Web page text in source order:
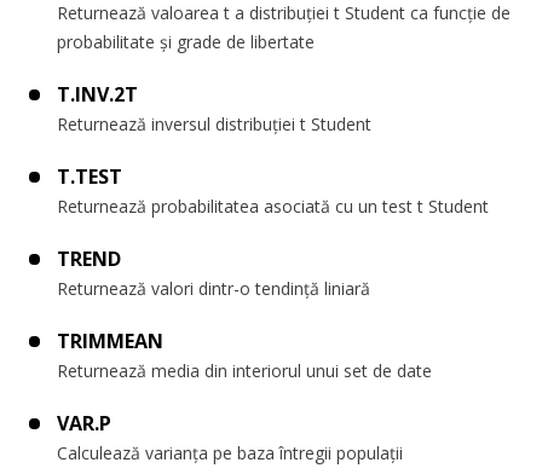
Returnează valoarea t a distribuției t Student ca funcție de
probabilitate și grade de libertate
T.INV.2T
Returnează inversul distribuției t Student
T.TEST
Returnează probabilitatea asociată cu un test t Student
TREND
Returnează valori dintr-o tendință liniară
TRIMMEAN
Returnează media din interiorul unui set de date
VAR.P
Calculează varianța pe baza întregii populații